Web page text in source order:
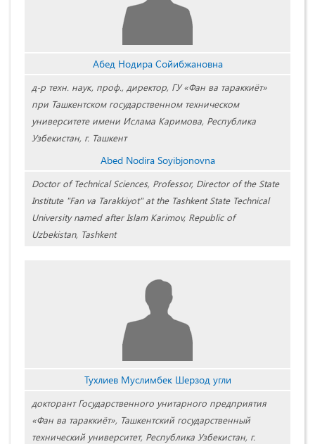
Абед Нодира Сойибжановна
д-р техн. наук, проф., директор, ГУ «Фан ва тараккиёт»
при Ташкентском государственном техническом
университете имени Ислама Каримова, Республика
Узбекистан, г. Ташкент
Abed Nodira Soyibjonovna
Doctor of Technical Sciences, Professor, Director of the State
Institute "Fan va Tarakkiyot" at the Tashkent State Technical
University named after Islam Karimov, Republic of
Uzbekistan, Tashkent
Тухлиев Муслимбек Шерзод угли
докторант Государственного унитарного предприятия
«Фан ва тараккиёт», Ташкентский государственный
технический университет, Республика Узбекистан, г.